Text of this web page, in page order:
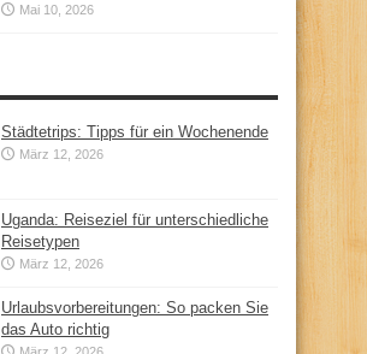
Mai 10, 2026
Städtetrips: Tipps für ein Wochenende
März 12, 2026
Uganda: Reiseziel für unterschiedliche
Reisetypen
März 12, 2026
Urlaubsvorbereitungen: So packen Sie
das Auto richtig